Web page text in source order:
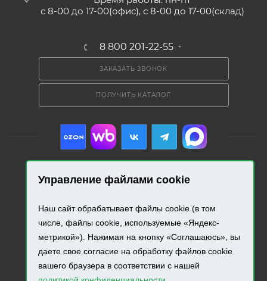
Управление файлами cookie
Наш сайт обрабатывает файлы cookie (в том
числе, файлы cookie, используемые «Яндекс-
метрикой»). Нажимая на кнопку «Соглашаюсь», вы
даете свое согласие на обработку файлов cookie
вашего браузера в соответствии с нашей
с 8-00 до 17-00(офис), с 8-00 до 17-00(склад)
8 800 201-22-55
ЗАКАЗАТЬ ЗВОНОК
ПОЛУЧИТЬ КАТАЛОГ
2026 © «Промресурс». Все права защищены.
Разработка и продвижение сайта.